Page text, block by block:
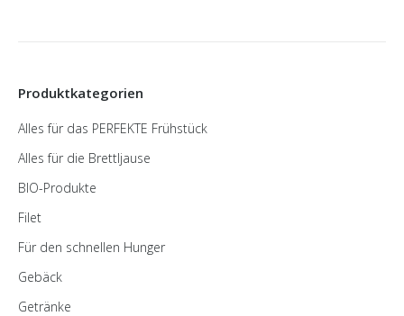
Produktkategorien
Alles für das PERFEKTE Frühstück
Alles für die Brettljause
BIO-Produkte
Filet
Für den schnellen Hunger
Gebäck
Getränke